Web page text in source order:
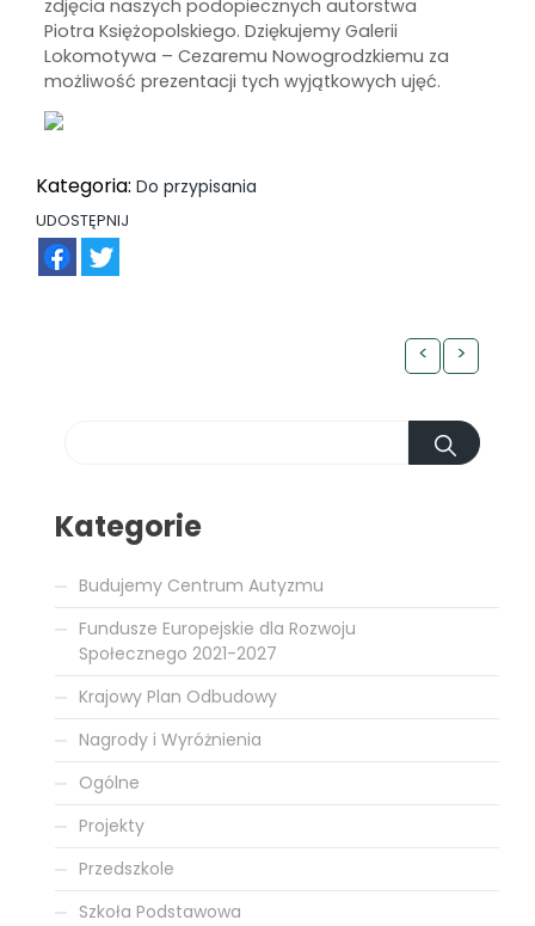
zdjęcia naszych podopiecznych autorstwa
Piotra Księżopolskiego. Dziękujemy Galerii
Lokomotywa – Cezaremu Nowogrodzkiemu za
możliwość prezentacji tych wyjątkowych ujęć.
Kategoria: Do przypisania
UDOSTĘPNIJ
< >
Kategorie
Budujemy Centrum Autyzmu
Fundusze Europejskie dla Rozwoju
Społecznego 2021-2027
Krajowy Plan Odbudowy
Nagrody i Wyróżnienia
Ogólne
Projekty
Przedszkole
Szkoła Podstawowa